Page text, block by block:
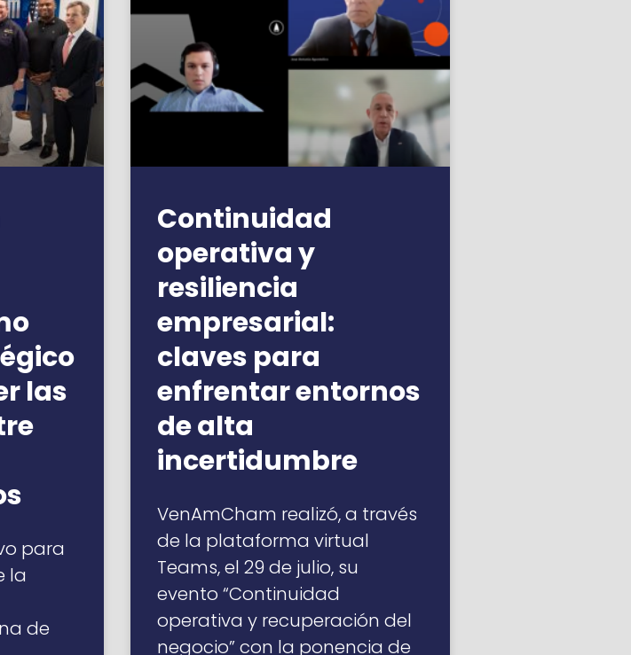
las
para
la
de
Continuidad
operativa y
resiliencia
empresarial:
claves para
enfrentar entornos
de alta
incertidumbre
VenAmCham realizó, a través
de la plataforma virtual
Teams, el 29 de julio, su
evento “Continuidad
operativa y recuperación del
negocio” con la ponencia de